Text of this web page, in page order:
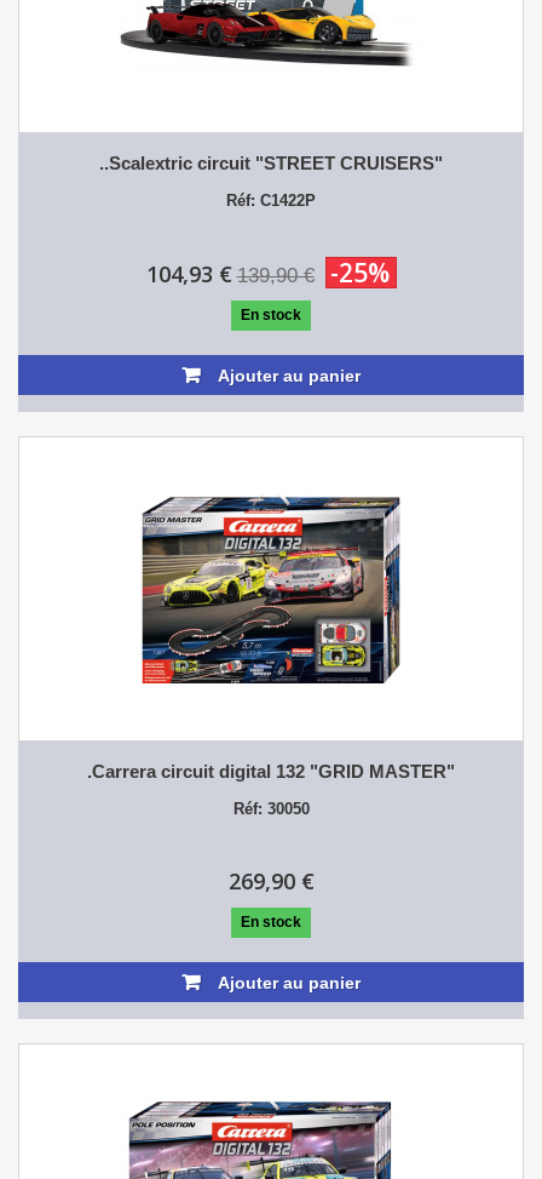
..Scalextric circuit "STREET CRUISERS"
Réf: C1422P
104,93 € 139,90 € -25%
En stock
Ajouter au panier
.Carrera circuit digital 132 "GRID MASTER"
Réf: 30050
269,90 €
En stock
Ajouter au panier